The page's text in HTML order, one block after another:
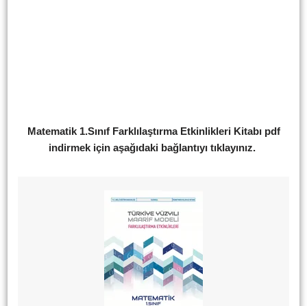
Matematik 1.Sınıf Farklılaştırma Etkinlikleri Kitabı pdf
indirmek için aşağıdaki bağlantıyı tıklayınız.